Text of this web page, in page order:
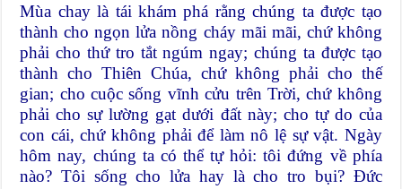
Mùa chay là tái khám phá rằng chúng ta được tạo
thành cho ngọn lửa nồng cháy mãi mãi, chứ không
phải cho thứ tro tắt ngúm ngay; chúng ta được tạo
thành cho Thiên Chúa, chứ không phải cho thế
gian; cho cuộc sống vĩnh cửu trên Trời, chứ không
phải cho sự lường gạt dưới đất này; cho tự do của
con cái, chứ không phải để làm nô lệ sự vật. Ngày
hôm nay, chúng ta có thể tự hỏi: tôi đứng về phía
nào? Tôi sống cho lửa hay là cho tro bụi? Ðức